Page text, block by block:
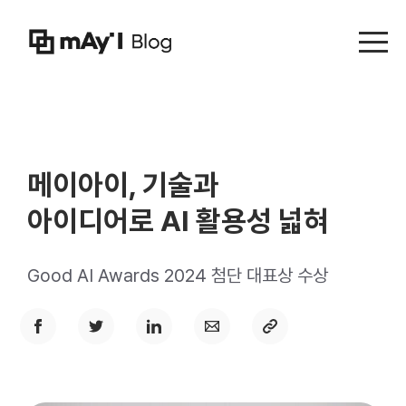
Menu
메이아이, 기술과
아이디어로 AI 활용성 넓혀
Good AI Awards 2024 첨단 대표상 수상